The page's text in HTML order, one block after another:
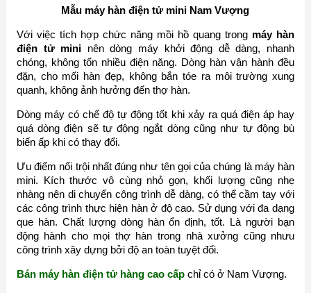
Mẫu máy hàn điện tử mini Nam Vượng
Với việc tích hợp chức năng mồi hồ quang trong máy hàn
điện tử mini nên dòng máy khởi động dễ dàng, nhanh
chóng, không tốn nhiều điện năng. Dòng hàn vận hành đều
đặn, cho mối hàn đẹp, không bắn tóe ra môi trường xung
quanh, không ảnh hưởng đến thợ hàn.
Dòng máy có chế độ tự động tốt khi xảy ra quá điện áp hay
quá dòng điện sẽ tự động ngắt dòng cũng như tự động bù
biến ấp khi có thay đổi.
Ưu điểm nổi trội nhất đúng như tên gọi của chúng là máy hàn
mini. Kích thước vô cùng nhỏ gọn, khối lượng cũng nhẹ
nhàng nên di chuyển công trình dễ dàng, có thể cầm tay với
các công trình thực hiện hàn ở độ cao. Sử dụng với đa dạng
que hàn. Chất lượng dòng hàn ổn định, tốt. Là người bạn
động hành cho mọi thợ hàn trong nhà xưởng cũng nhưu
công trình xây dựng bởi độ an toàn tuyệt đối.
Bán máy hàn điện tử hàng cao cấpchỉ có ở Nam Vượng.